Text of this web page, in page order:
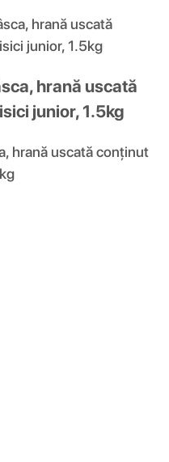
hrană uscată
junior, 1.5kg
hrană uscată
junior, 1.5kg